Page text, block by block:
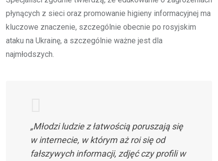
płynących z sieci oraz promowanie higieny informacyjnej ma
kluczowe znaczenie, szczególnie obecnie po rosyjskim
ataku na Ukrainę, a szczególnie ważne jest dla
najmłodszych.
„Młodzi ludzie z łatwością poruszają się
w internecie, w którym aż roi się od
fałszywych informacji, zdjęć czy profili w